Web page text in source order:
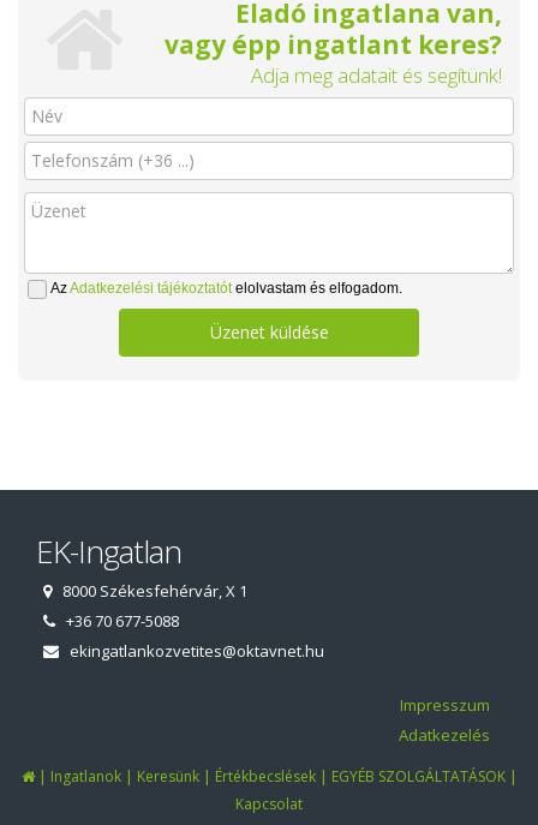
Eladó ingatlana van,
vagy épp ingatlant keres?
Adja meg adatait és segítünk!
AzAdatkezelési tájékoztatótelolvastam és elfogadom.
Üzenet küldése
EK-Ingatlan
8000 Székesfehérvár, X 1
+36 70 677-5088
ekingatlankozvetites@oktavnet.hu
Impresszum
Adatkezelés
| Ingatlanok| Keresünk| Értékbecslések| EGYÉB SZOLGÁLTATÁSOK|
Kapcsolat